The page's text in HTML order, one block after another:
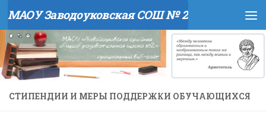
Перейти к содержимому
МАОУ Заводоуковская СОШ № 2
СТИПЕНДИИ И МЕРЫ ПОДДЕРЖКИ ОБУЧАЮЩИХСЯ